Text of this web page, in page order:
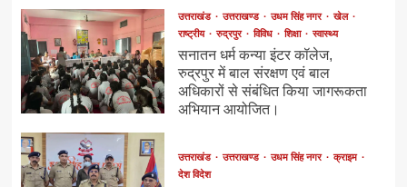
उत्तराखंड उत्तराखण्ड उधम सिंह नगर
खेल
राष्ट्रीय
रुद्रपुर विविध शिक्षा स्वास्थ्य
सनातन धर्म कन्या इंटर कॉलेज,
रुद्रपुर में बाल संरक्षण एवं बाल
अधिकारों से संबंधित किया जागरूकता
अभियान आयोजित।
उत्तराखंड उत्तराखण्ड उधम सिंह नगर
क्राइम
देश विदेश